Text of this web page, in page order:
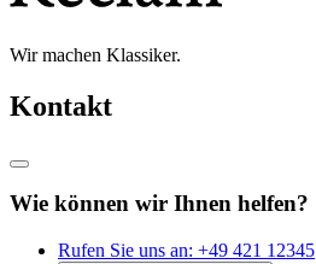
Wir machen Klassiker.
Kontakt
Wie können wir Ihnen helfen?
Rufen Sie uns an: +49 421 12345